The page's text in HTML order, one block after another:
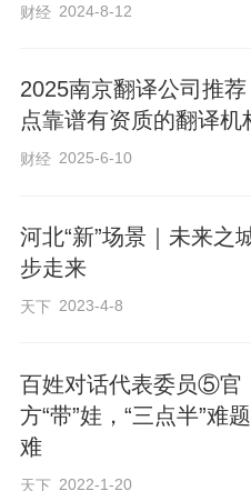
有这样
在黄土地
把小买卖
财经 2024-8-12
2025南京翻译公司推荐
点靠谱有资质的翻译机
财经 2025-6-10
河北“新”场景｜未来之
步走来
天下 2023-4-8
百姓对话代表委员⑤官
方“带”娃，“三点半”难
难
天下 2022-1-20